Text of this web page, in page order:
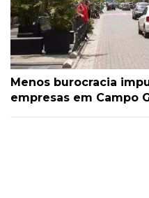
Menos burocracia
empresas em Campo